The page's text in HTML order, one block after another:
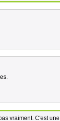
vraiment. C'est